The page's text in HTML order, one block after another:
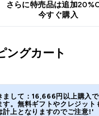
さらに特売品は追加
今すぐ購入
ングカート
まして：16,666円以上購入
す。無料ギフトやクレジット
計上となりますのでご注意!'